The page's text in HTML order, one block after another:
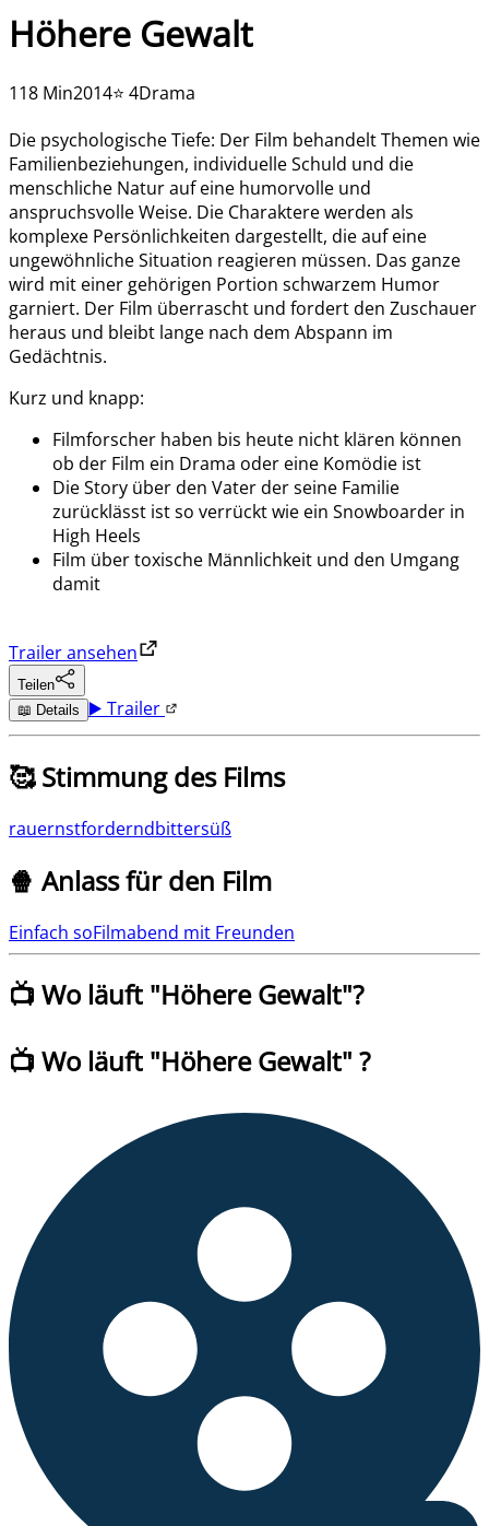
Höhere Gewalt
118 Min2014⭐ 4Drama
Die psychologische Tiefe: Der Film behandelt Themen wie
Familienbeziehungen, individuelle Schuld und die
menschliche Natur auf eine humorvolle und
anspruchsvolle Weise. Die Charaktere werden als
komplexe Persönlichkeiten dargestellt, die auf eine
ungewöhnliche Situation reagieren müssen. Das ganze
wird mit einer gehörigen Portion schwarzem Humor
garniert. Der Film überrascht und fordert den Zuschauer
heraus und bleibt lange nach dem Abspann im
Gedächtnis.
Kurz und knapp:
Filmforscher haben bis heute nicht klären können
ob der Film ein Drama oder eine Komödie ist
Die Story über den Vater der seine Familie
zurücklässt ist so verrückt wie ein Snowboarder in
High Heels
Film über toxische Männlichkeit und den Umgang
damit
Trailer ansehen
Teilen
📖 Details ▶️ Trailer
🥰 Stimmung des Films
rauernstforderndbittersüß
🍿 Anlass für den Film
Einfach soFilmabend mit Freunden
📺 Wo läuft "Höhere Gewalt"?
📺 Wo läuft "Höhere Gewalt" ?